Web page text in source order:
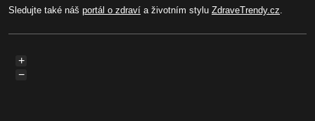
Sledujte také náš portál o zdraví a životním stylu ZdraveTrendy.cz.
+
−